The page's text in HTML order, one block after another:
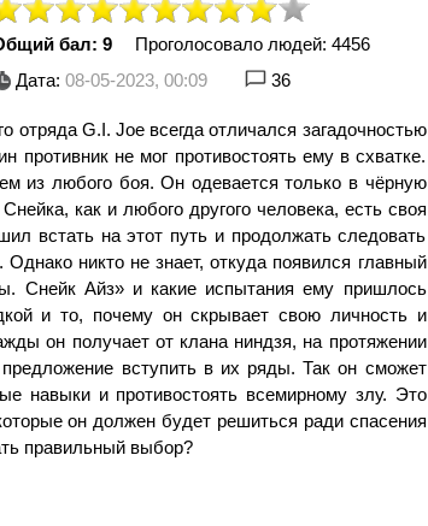
бал: 9 Проголосовало людей: 4456
Дата: 08-05-2023, 00:09 36
отряда G.I. Joe всегда отличался загадочностью
противник не мог противостоять ему в схватке.
из любого боя. Он одевается только в чёрную
как и любого другого человека, есть своя
встать на этот путь и продолжать следовать
никто не знает, откуда появился главный
Снейк Айз» и какие испытания ему пришлось
и то, почему он скрывает свою личность и
он получает от клана ниндзя, на протяжении
вступить в их ряды. Так он сможет
навыки и противостоять всемирному злу. Это
он должен будет решиться ради спасения
правильный выбор?